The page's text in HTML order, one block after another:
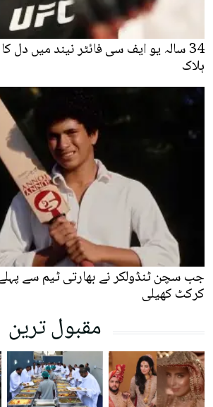
34 سالہ یو ایف سی فائٹر نیند میں دل
ہلاک
جب سچن ٹنڈولکر نے بھارتی ٹیم سے
کرکٹ کھیلی
مقبول ترین